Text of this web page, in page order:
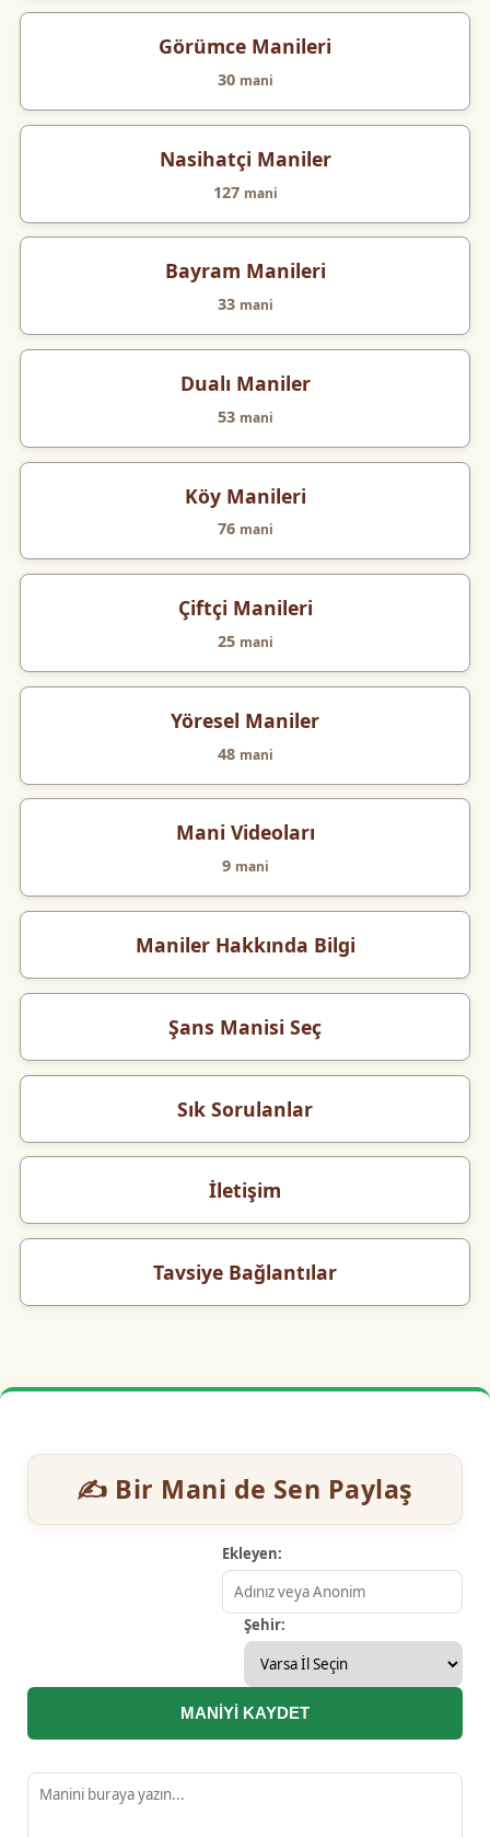
Görümce Manileri
30 mani
Nasihatçi Maniler
127 mani
Bayram Manileri
33 mani
Dualı Maniler
53 mani
Köy Manileri
76 mani
Çiftçi Manileri
25 mani
Yöresel Maniler
48 mani
Mani Videoları
9 mani
Maniler Hakkında Bilgi
Şans Manisi Seç
Sık Sorulanlar
İletişim
Tavsiye Bağlantılar
✍️ Bir Mani de Sen Paylaş
Ekleyen:
Şehir:
MANİYİ KAYDET